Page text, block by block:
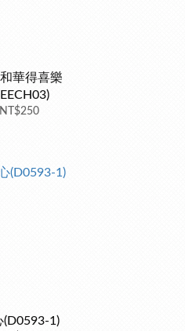
華得喜樂
NT$250
(D0593-1)